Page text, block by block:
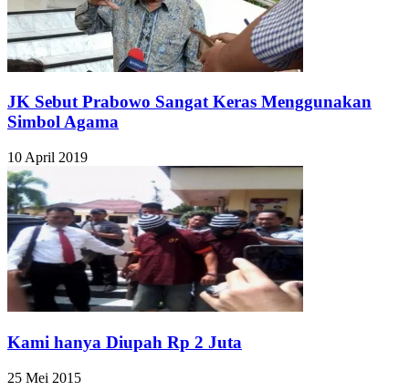
JK Sebut Prabowo Sangat Keras Menggunakan
Simbol Agama
10 April 2019
Kami hanya Diupah Rp 2 Juta
25 Mei 2015